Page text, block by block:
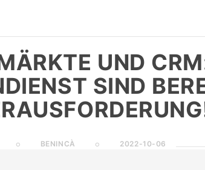
UND
SIND
BENINCÀ 2022-10-06